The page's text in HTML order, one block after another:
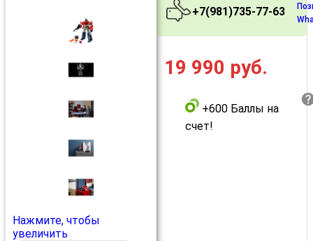
Нажмите, чтобы
увеличить
+7(981)735-77-63
19 990 руб.
+600 Баллы на
счет!